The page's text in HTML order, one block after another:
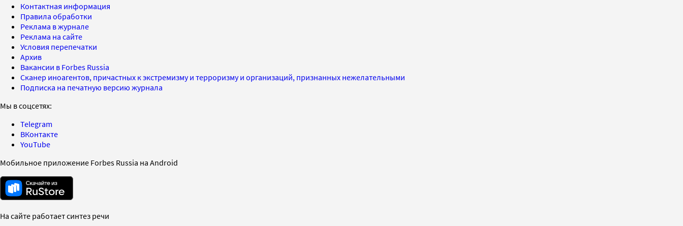
Контактная информация
Правила обработки
Реклама в журнале
Реклама на сайте
Условия перепечатки
Архив
Вакансии в Forbes Russia
Сканер иноагентов, причастных к экстремизму и терроризму и организаций, признанных нежелательными
Подписка на печатную версию журнала
Мы в соцсетях:
Telegram
ВКонтакте
YouTube
Мобильное приложение Forbes Russia на Android
На сайте работает синтез речи